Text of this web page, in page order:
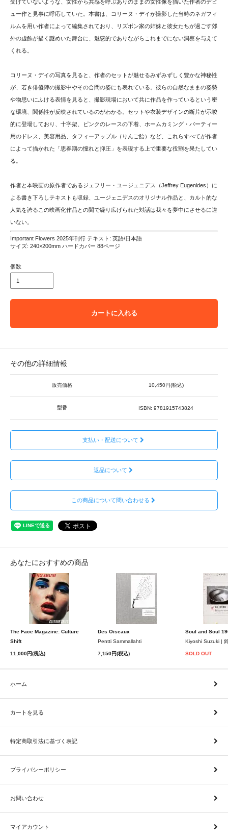
受けていないような、女性から共感を呼ぶありのままの女性像を描いた作者のデビ
ュー作と見事に呼応していた。本書は、コリーヌ・デイが撮影した当時のネガフィ
ルムを用い作者によって編集されており、リズボン家の姉妹と彼女たちが過ごす郊
外の虚飾が描く謎めいた舞台に、魅惑的でありながらこれまでにない洞察を与えて
くれる。
コリーヌ・デイの写真を見ると、作者のセットが魅せるみずみずしく豊かな神秘性
が、若き俳優陣の撮影中やその合間の姿にも表れている。彼らの自然なままの姿勢
や物思いにふける表情を見ると、撮影現場において共に作品を作っているという密
な環境、関係性が反映されているのがわかる。セットや衣装デザインの断片が示唆
的に登場しており、十字架、ピンクのレースの下着、ホームカミング・パーティー
用のドレス、美容用品、タフィーアップル（りんご飴）など、これらすべてが作者
によって描かれた「思春期の憧れと抑圧」を表現する上で重要な役割を果たしてい
る。
作者と本映画の原作者であるジェフリー・ユージェニデス（Jeffrey Eugenides）に
よる書き下ろしテキストも収録、ユージェニデスのオリジナル作品と、カルト的な
人気を誇るこの映画化作品との間で繰り広げられた対話は我々を夢中にさせるに違
いない。
Important Flowers 2025年刊行 テキスト: 英語/日本語
サイズ: 240×200mm ハードカバー 88ページ
個数
カートに入れる
その他の詳細情報
販売価格 10,450円(税込)
型番 ISBN: 9781915743824
支払い・配送について
返品について
この商品について問い合わせる
あなたにおすすめの商品
The Face Magazine: Culture
Shift
11,000円(税込)
Des Oiseaux
Pentti Sammallahti
7,150円(税込)
Soul and Soul
Kiyoshi Suzuki |
SOLD OUT
ホーム
カートを見る
特定商取引法に基づく表記
プライバシーポリシー
お問い合わせ
マイアカウント